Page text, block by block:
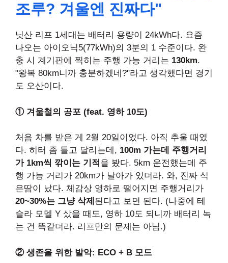
조루? 겨울엔 진짜다"
닛산 리프 1세대는 배터리 용량이 24kWh다. 요즘
나오는 아이오닉5(77kWh)의 3분의 1 수준이다. 완
충 시 계기판에 찍히는 주행 가능 거리는 130km.
"왕복 80km니까 충분하겠네?"라고 생각했다면 경기
도 오산이다.
① 겨울철의 공포 (feat. 영하 10도)
처음 차를 받은 게 2월 20일이었다. 아직 추울 때였
다. 히터 좀 틀고 달리는데, 100m 가는데 주행거리
가 1km씩 깎이는 기적 을 봤다. 5km 운전했는데 주
행 가능 거리가 20km가 날아가 있더라. 와, 진짜 식
은땀이 났다. 체감상 영하로 떨어지면 주행거리가
20~30%는 그냥 삭제 된다고 보면 된다. (나중에 테
슬라 모델 Y 샀을 때도, 영하 10도 되니까 배터리 녹
는 건 똑같더라. 리프만의 문제는 아님.)
② 생존을 위한 발악: ECO + B 모드